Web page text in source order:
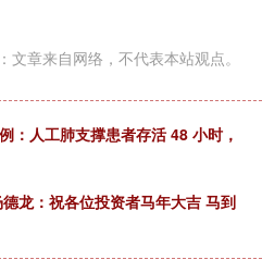
文章来自网络，不代表本站观点。
：人工肺支撑患者存活 48 小时，
龙：祝各位投资者马年大吉 马到